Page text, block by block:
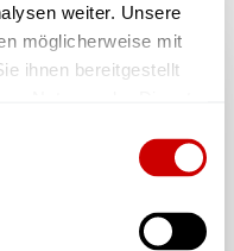
weiter. Unsere
möglicherweise mit
ihnen bereitgestellt